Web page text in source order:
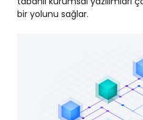
bir yolunu sağlar.